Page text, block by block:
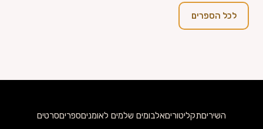
לכל הספרים
השיריםתקליטוריםאלבומים שלמים לאומניםספריםסרטים